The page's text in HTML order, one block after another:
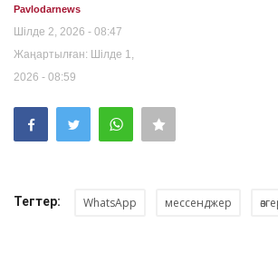
Pavlodarnews
Шілде 2, 2026 - 08:47
Жаңартылған: Шілде 1,
2026 - 08:59
Тегтер: WhatsApp мессенджер